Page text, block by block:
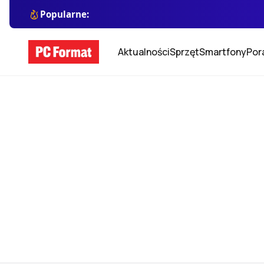
Popularne:
AktualnościSprzętSmartfony